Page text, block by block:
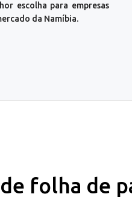
escolha para empresas
da Namíbia.
folha de